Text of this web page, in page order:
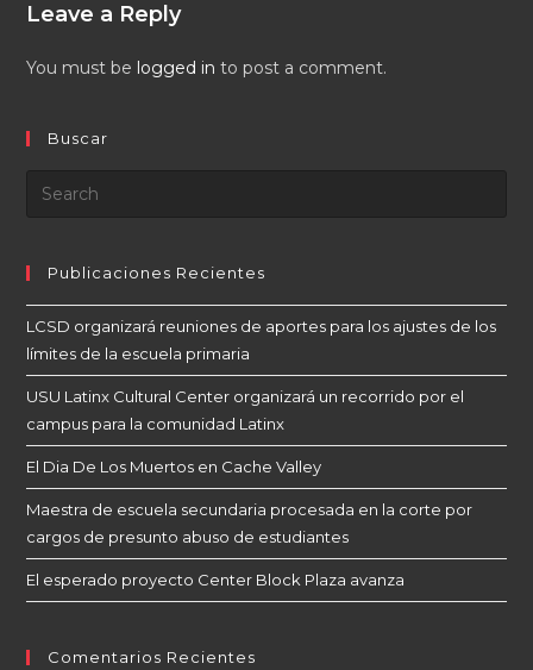
Leave a Reply
You must be logged in to post a comment.
Buscar
Publicaciones Recientes
LCSD organizará reuniones de aportes para los ajustes de los
límites de la escuela primaria
USU Latinx Cultural Center organizará un recorrido por el
campus para la comunidad Latinx
El Dia De Los Muertos en Cache Valley
Maestra de escuela secundaria procesada en la corte por
cargos de presunto abuso de estudiantes
El esperado proyecto Center Block Plaza avanza
Comentarios Recientes